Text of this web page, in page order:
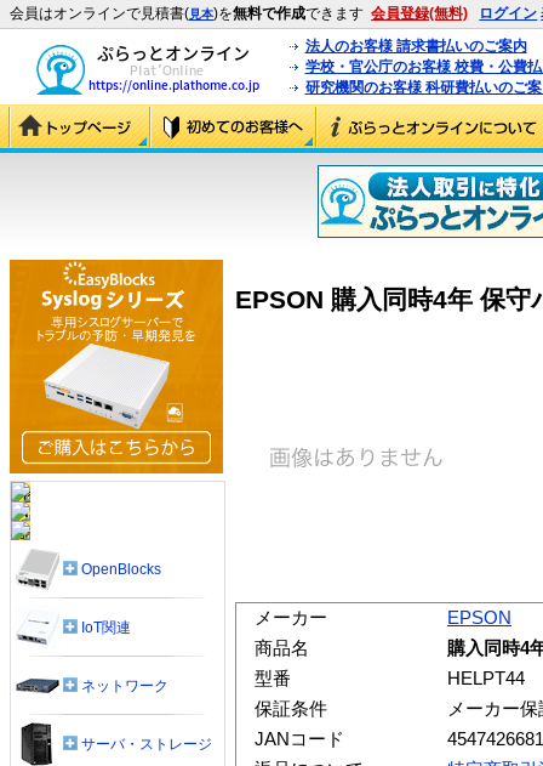
会員はオンラインで見積書(見本)を無料で作成できます 会員登録(無料) ログイン
法人のお客様 請求書払いのご案内
学校・官公庁のお客様 校費・公費
研究機関のお客様 科研費払いのご
EPSON 購入同時4年 保
メーカー
EPSON
商品名
購入同時4
型番
HELPT44
保証条件
メーカー保
JANコード
OpenBlocks
IoT関連
ネットワーク
サーバ・ストレージ